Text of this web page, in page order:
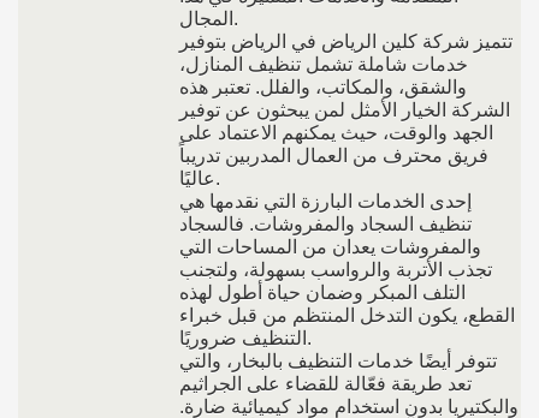
المجال.
تتميز شركة كلين الرياض في الرياض بتوفير
خدمات شاملة تشمل تنظيف المنازل،
والشقق، والمكاتب، والفلل. تعتبر هذه
الشركة الخيار الأمثل لمن يبحثون عن توفير
الجهد والوقت، حيث يمكنهم الاعتماد على
فريق محترف من العمال المدربين تدريباً
عاليًا.
إحدى الخدمات البارزة التي نقدمها هي
تنظيف السجاد والمفروشات. فالسجاد
والمفروشات يعدان من المساحات التي
تجذب الأتربة والرواسب بسهولة، ولتجنب
التلف المبكر وضمان حياة أطول لهذه
القطع، يكون التدخل المنتظم من قبل خبراء
التنظيف ضروريًا.
تتوفر أيضًا خدمات التنظيف بالبخار، والتي
تعد طريقة فعّالة للقضاء على الجراثيم
والبكتيريا بدون استخدام مواد كيميائية ضارة.